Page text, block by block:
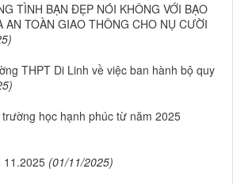
TÌNH BẠN ĐẸP NÓI KHÔNG VỚI BẠO
AN TOÀN GIAO THÔNG CHO NỤ CƯỜI
THPT Di Linh về việc ban hành bộ quy
học hạnh phúc từ năm 2025
11.2025 (01/11/2025)